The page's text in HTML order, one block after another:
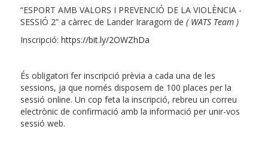
“ESPORT AMB VALORS I PREVENCIÓ DE LA VIOLÈNCIA -
SESSIÓ 2” a càrrec de Lander Iraragorri de( WATS Team )
Inscripció:https://bit.ly/2OWZhDa
És obligatori fer inscripció prèvia a cada una de les
sessions, ja que només disposem de 100 places per la
sessió online. Un cop feta la inscripció, rebreu un correu
electrònic de confirmació amb la informació per unir-vos
sessió web.